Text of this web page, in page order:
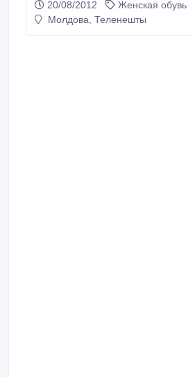
20/08/2012
Женская обувь
Молдова, Теленешты